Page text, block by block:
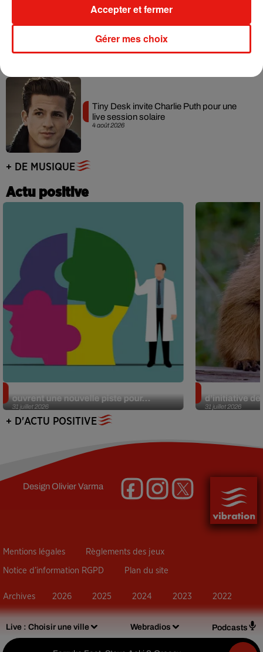
Live : Choisir une ville Webradios Podcasts
Benny Blanco invite Selena Gomez et
Becky G sur son nouveau single
4 août 2026
Tiny Desk invite Charlie Puth pour une
live session solaire
+ DE MUSIQUE
Actu positive
31 juillet 2026
ouvrent une nouvelle piste pour...
31 juillet 2026
d’initiative
+ D'ACTU POSITIVE
DesignOlivier Varma
Mentions légales Règlements des jeux
Notice d’information RGPD Plan du site
Archives 2026 2025 2024 2023 2022
Gérer mes choix
Accepter et fermer